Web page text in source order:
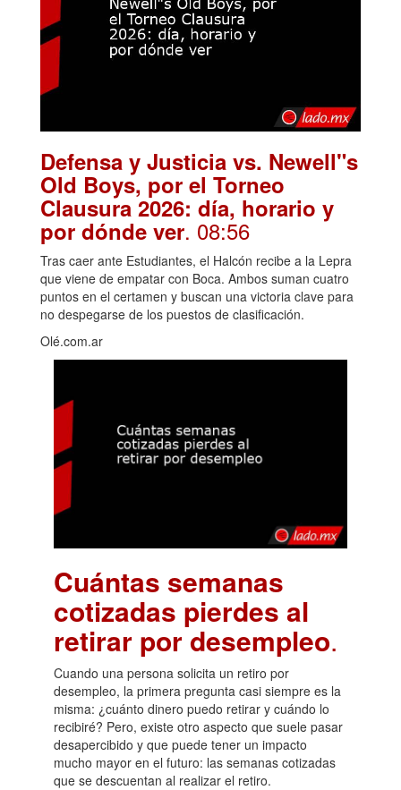
Defensa y Justicia vs. Newell"s
Old Boys, por el Torneo
Clausura 2026: día, horario y
por dónde ver. 08:56
Tras caer ante Estudiantes, el Halcón recibe a la Lepra
que viene de empatar con Boca. Ambos suman cuatro
puntos en el certamen y buscan una victoria clave para
no despegarse de los puestos de clasificación.
Olé.com.ar
Cuántas semanas
cotizadas pierdes al
retirar por desempleo.
Cuando una persona solicita un retiro por
desempleo, la primera pregunta casi siempre es la
misma: ¿cuánto dinero puedo retirar y cuándo lo
recibiré? Pero, existe otro aspecto que suele pasar
desapercibido y que puede tener un impacto
mucho mayor en el futuro: las semanas cotizadas
que se descuentan al realizar el retiro.